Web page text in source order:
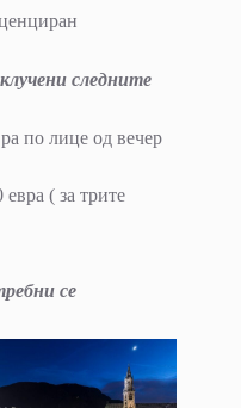
следните
по лице од вечер
( за трите
се